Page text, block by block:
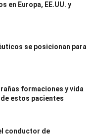
en Europa, EE.UU. y
se posicionan para
formaciones y vida
estos pacientes
conductor de